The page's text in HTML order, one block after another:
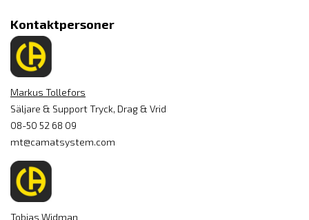
Kontaktpersoner
Markus Tollefors
Säljare & Support Tryck, Drag & Vrid
08-50 52 68 09
mt@camatsystem.com
Tobias Widman